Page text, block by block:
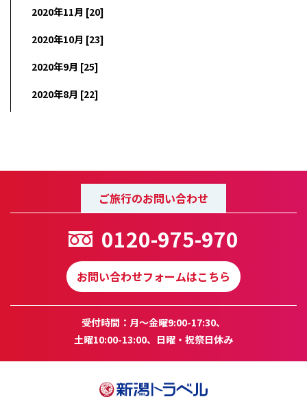
2020年11月 [20]
2020年10月 [23]
2020年9月 [25]
2020年8月 [22]
ご旅行のお問い合わせ
0120-975-970
お問い合わせフォームはこちら
受付時間：月～金曜9:00-17:30、
土曜10:00-13:00、日曜・祝祭日休み